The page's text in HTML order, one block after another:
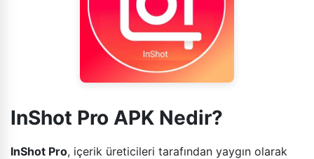
InShot Pro APK Nedir?
InShot Pro, içerik üreticileri tarafından yaygın olarak